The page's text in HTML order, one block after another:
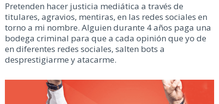
Pretenden hacer justicia mediática a través de
titulares, agravios, mentiras, en las redes sociales en
torno a mi nombre. Alguien durante 4 años paga una
bodega criminal para que a cada opinión que yo de
en diferentes redes sociales, salten bots a
desprestigiarme y atacarme.